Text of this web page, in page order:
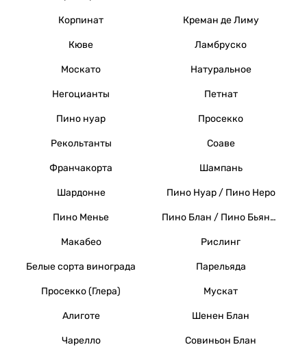
Корпинат Креман де Лиму
Кюве Ламбруско
Москато Натуральное
Негоцианты Петнат
Пино нуар Просекко
Рекольтанты Соаве
Франчакорта Шампань
Шардонне Пино Нуар / Пино Неро
Пино Менье Пино Блан / Пино Бьянко / Вайссер Бургундер
Макабео Рислинг
Белые сорта винограда Парельяда
Просекко (Глера) Мускат
Алиготе Шенен Блан
Чарелло Совиньон Блан